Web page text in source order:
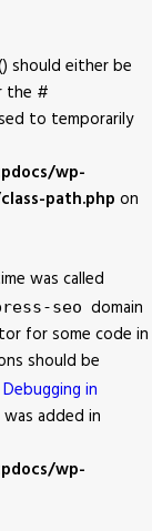
should either be
the #
to temporarily
wp-
path.php on
was called
seo domain
for some code in
should be
Debugging in
added in
wp-